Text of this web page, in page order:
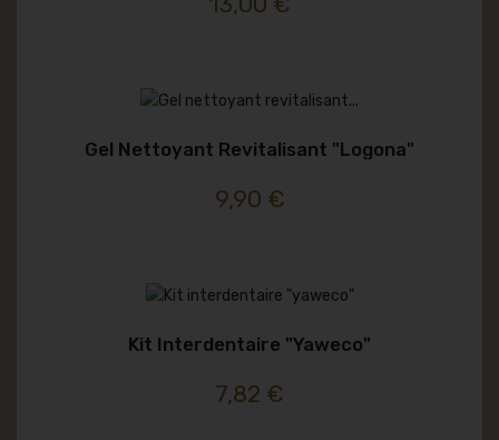
Gel Nettoyant Revitalisant "logona"
9,90 €
Kit Interdentaire "yaweco"
7,82 €